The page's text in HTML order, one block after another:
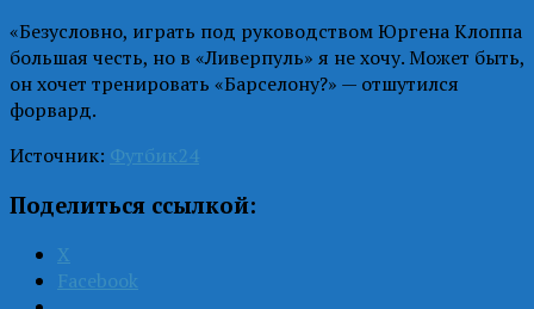
«Безусловно, играть под руководством Юргена Клоппа
большая честь, но в «Ливерпуль» я не хочу. Может быть,
он хочет тренировать «Барселону?» — отшутился
форвард.
Источник: Футбик24
Поделиться ссылкой:
X
Facebook